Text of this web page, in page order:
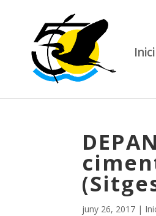
Inici
juny 26, 2017 |